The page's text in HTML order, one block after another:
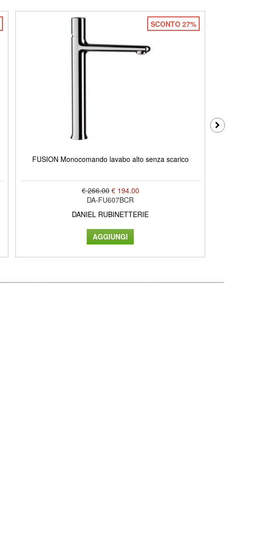
SCONTO 27%
FUSION Monocomando lavabo alto senza scarico
€ 266.00 € 194.00
DA-FU607BCR
DANIEL RUBINETTERIE